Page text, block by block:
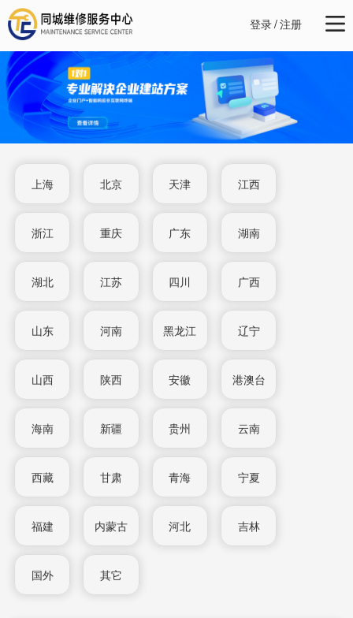
登录/注册
上海 北京 天津 江西
浙江 重庆 广东 湖南
湖北 江苏 四川 广西
山东 河南 黑龙江 辽宁
山西 陕西 安徽 港澳台
海南 新疆 贵州 云南
西藏 甘肃 青海 宁夏
福建 内蒙古 河北 吉林
国外 其它